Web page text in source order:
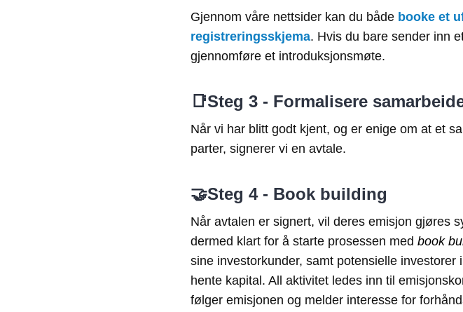
Gjennom våre nettsider kan du både booke et
registreringsskjema. Hvis du bare sender inn
gjennomføre et introduksjonsmøte.
📑Steg 3 - Formalisere
Når vi har blitt godt kjent, og er enige om at et
parter, signerer vi en avtale.
🤝Steg 4 - Book building
Når avtalen er signert, vil deres emisjon gjøres
dermed klart for å starte prosessen med book
sine investorkunder, samt potensielle
hente kapital. All aktivitet ledes inn til
følger emisjonen og melder interesse for